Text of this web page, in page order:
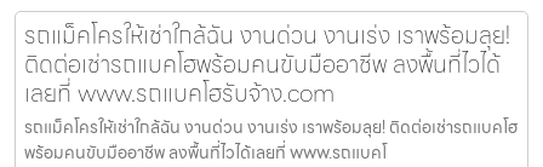
รถแม็คโครให้เช่าใกล้ฉัน งานด่วน งานเร่ง เราพร้อมลุย!
ติดต่อเช่ารถแบคโฮพร้อมคนขับมืออาชีพ ลงพื้นที่ไวได้
เลยที่ www.รถแบคโฮรับจ้าง.com
รถแม็คโครให้เช่าใกล้ฉัน งานด่วน งานเร่ง เราพร้อมลุย! ติดต่อเช่ารถแบคโฮ
พร้อมคนขับมืออาชีพ ลงพื้นที่ไวได้เลยที่ www.รถแบคโ